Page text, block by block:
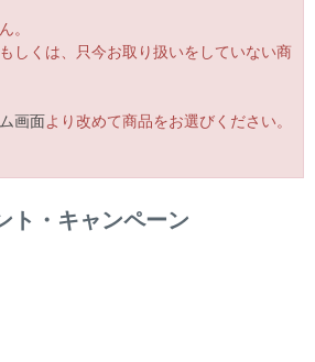
。
しくは、只今お取り扱いをしていない商
画面より改めて商品をお選びください。
ト・キャンペーン